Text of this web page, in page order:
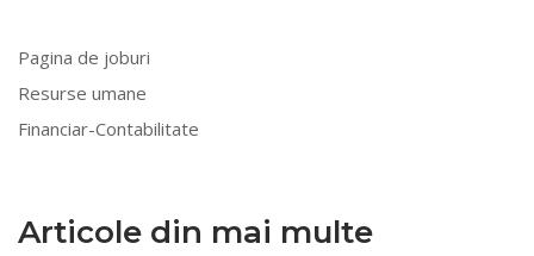
Pagina de joburi
Resurse umane
Financiar-Contabilitate
Articole din mai multe